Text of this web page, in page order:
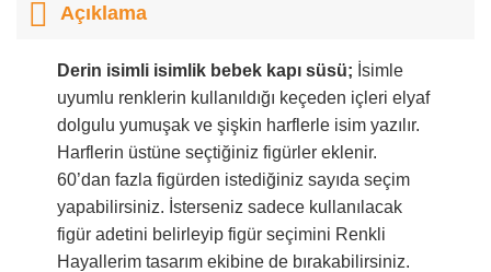
Açıklama
Derin isimli isimlik bebek kapı süsü; İsimle
uyumlu renklerin kullanıldığı keçeden içleri elyaf
dolgulu yumuşak ve şişkin harflerle isim yazılır.
Harflerin üstüne seçtiğiniz figürler eklenir.
60’dan fazla figürden istediğiniz sayıda seçim
yapabilirsiniz. İsterseniz sadece kullanılacak
figür adetini belirleyip figür seçimini Renkli
Hayallerim tasarım ekibine de bırakabilirsiniz.